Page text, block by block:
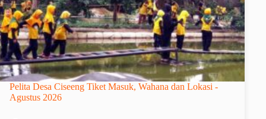
Pelita Desa Ciseeng Tiket Masuk, Wahana dan Lokasi -
Agustus 2026